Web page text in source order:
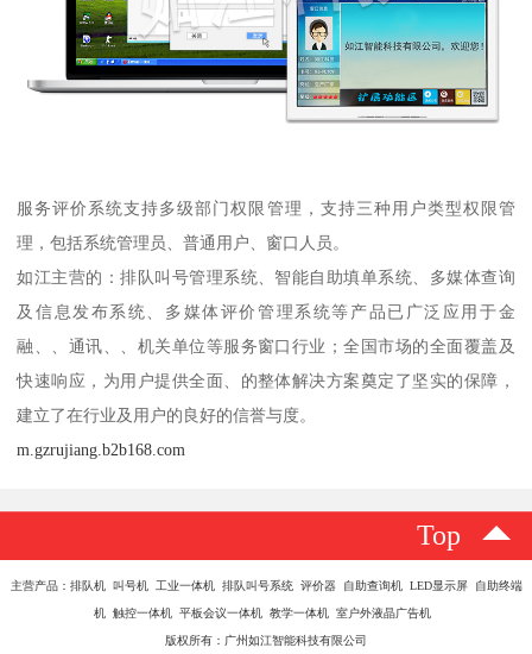
服务评价系统支持多级部门权限管理，支持三种用户类型权限管
理，包括系统管理员、普通用户、窗口人员。
如江主营的：排队叫号管理系统、智能自助填单系统、多媒体查询
及信息发布系统、多媒体评价管理系统等产品已广泛应用于金
融、、通讯、、机关单位等服务窗口行业；全国市场的全面覆盖及
快速响应，为用户提供全面、的整体解决方案奠定了坚实的保障，
建立了在行业及用户的良好的信誉与度。
m.gzrujiang.b2b168.com
Top
主营产品：排队机 叫号机 工业一体机 排队叫号系统 评价器 自助查询机 LED显示屏 自助终端
机 触控一体机 平板会议一体机 教学一体机 室户外液晶广告机
版权所有：广州如江智能科技有限公司